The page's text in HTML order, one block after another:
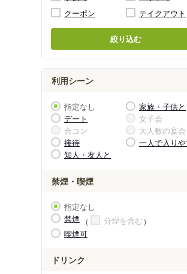
クーポン
テイクアウト
絞り込む
利用シーン
指定なし
家族・子供と
デート
女子会
合コン
大人数の宴会
接待
一人で入り
知人・友人と
禁煙・喫煙
指定なし
禁煙
分煙を含む
喫煙可
ドリンク